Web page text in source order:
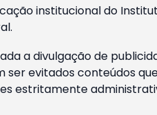
institucional do
a divulgação de
evitados conteúdos
estritamente